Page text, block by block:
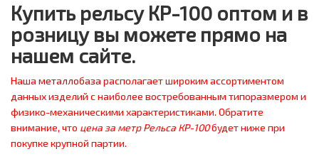
Купить рельсу КР-100 оптом и в
розницу вы можете прямо на
нашем сайте.
Наша металлобаза располагает широким ассортиментом
данных изделий с наиболее востребованным типоразмером и
физико-механическими характеристиками. Обратите
внимание, что цена за метрРельса КР-100будет ниже при
покупке крупной партии.